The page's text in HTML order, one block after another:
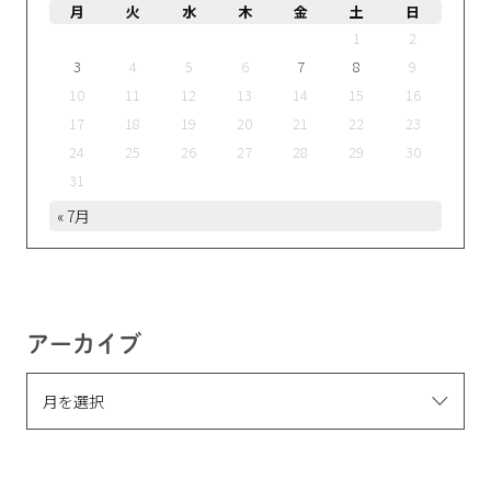
月 火 水 木 金 土
日
1
2
3
4 5 6 7 8
9
10
11 12 13 14 15
16
17
18 19 20 21 22
23
24
25 26 27 28 29
30
31
« 7月
アーカイブ